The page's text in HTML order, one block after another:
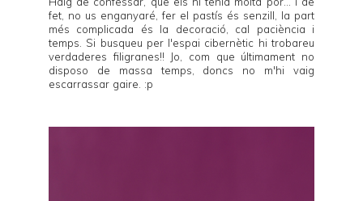
fet, no us enganyaré, fer el pastís és senzill, la part
més complicada és la decoració, cal paciència i
temps. Si busqueu per l'espai cibernètic hi trobareu
verdaderes filigranes!! Jo, com que últimament no
disposo de massa temps, doncs no m'hi vaig
escarrassar gaire. :p